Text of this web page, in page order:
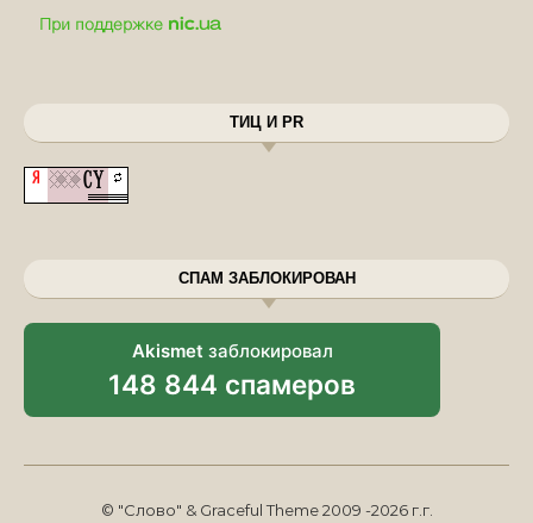
ТИЦ И PR
СПАМ ЗАБЛОКИРОВАН
Akismet заблокировал
148 844 спамеров
© "Слово" & Graceful Theme 2009 -2026 г.г.